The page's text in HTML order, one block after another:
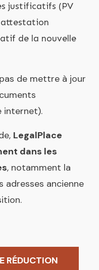
justificatifs (PV
attestation
de la nouvelle
de mettre à jour
internet).
LegalPlace
dans les
, notamment la
adresses ancienne
RÉDUCTION